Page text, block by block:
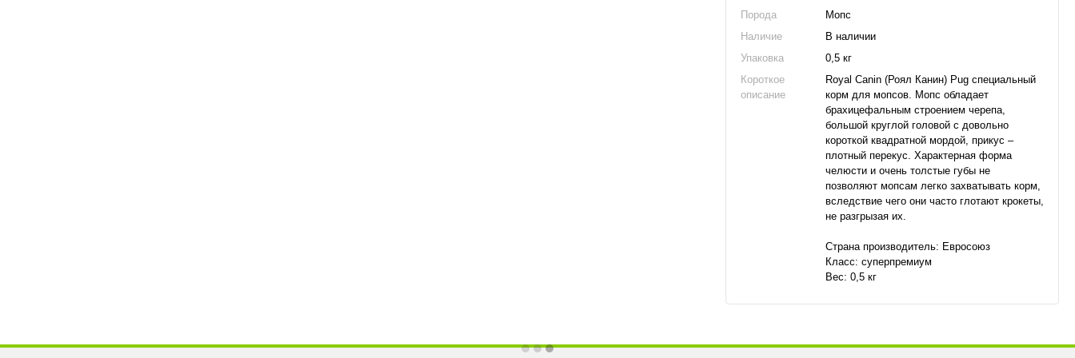
Порода
Мопс
Наличие
В наличии
Упаковка
0,5 кг
Короткое
описание
Royal Canin (Роял Канин) Pug специальный
корм для мопсов. Мопс обладает
брахицефальным строением черепа,
большой круглой головой с довольно
короткой квадратной мордой, прикус –
плотный перекус. Характерная форма
челюсти и очень толстые губы не
позволяют мопсам легко захватывать корм,
вследствие чего они часто глотают крокеты,
не разгрызая их.
Страна производитель: Евросоюз
Класс: суперпремиум
Вес: 0,5 кг